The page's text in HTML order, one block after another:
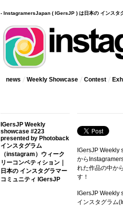
- InstagramersJapan ( IGersJP ) は日本の インスタ
news Weekly Showcase Contest
IGersJP Weekly
showcase #223
presented by Photoback
インスタグラム
（instagram）ウィーク
リーコンペティション｜
日本の インスタグラマー
コミュニティ IGersJP
IGersJPWeekly
から
れた作品の中か
す！
IGersJP Weekly
インスタグラム